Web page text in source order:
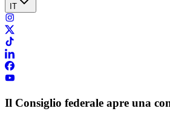
IT
Il Consiglio federale apre una